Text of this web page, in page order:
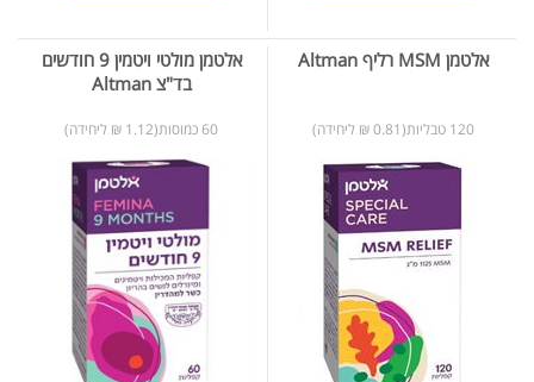
אלטמן MSM רליף Altman
120 טבליות(0.81 ₪ ליחידה)
אלטמן מולטי ויטמין 9 חודשים
בד"צ Altman
60 כמוסות(1.12 ₪ ליחידה)